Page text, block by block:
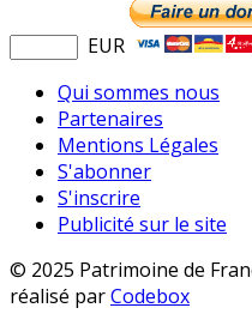
EUR
Qui sommes nous
Partenaires
Mentions Légales
S'abonner
S'inscrire
Publicité sur le site
© 2025 Patrimoine de
réalisé parCodebox